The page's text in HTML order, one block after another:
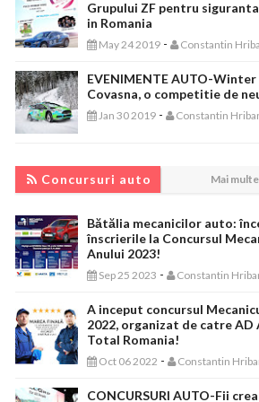
Grupului ZF pentru
in Romania
May 24 2019 - Constantin
EVENIMENTE AUTO-Winter
Covasna, o competitie de
Jan 30 2019 - Constantin
Concursuri auto Mai
Bătălia mecanicilor auto:
înscrierile la Concursul
Anului 2023!
Sep 25 2023 - Constantin
A inceput concursul
2022, organizat de catre AD
Total Romania!
Oct 06 2022 - Constantin
CONCURSURI AUTO-Fii